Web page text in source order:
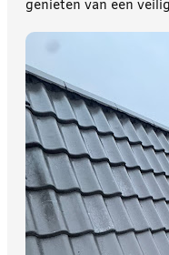
genieten van een